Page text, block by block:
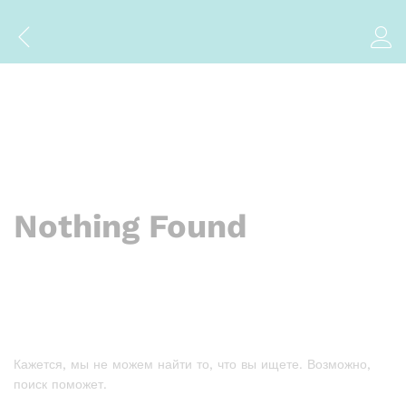
Nothing Found
Кажется, мы не можем найти то, что вы ищете. Возможно,
поиск поможет.